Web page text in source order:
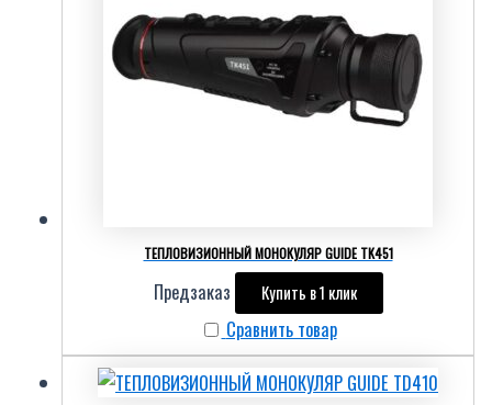
ТЕПЛОВИЗИОННЫЙ МОНОКУЛЯР GUIDE TK451
Предзаказ Купить в 1 клик
Сравнить товар